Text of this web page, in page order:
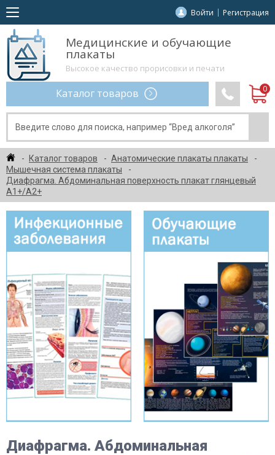
Войти Регистрация
Медицинские и обучающие
плакаты
Высокое качество прорисовки и печати
Каталог товаров
Каталог товаров
Анатомические плакаты плакаты
Мышечная система плакаты
Диафрагма. Абдоминальная поверхность плакат глянцевый
А1+/А2+
Диафрагма. Абдоминальная